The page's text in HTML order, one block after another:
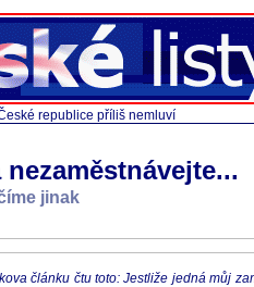
republice příliš nemluví
jinak
článku čtu toto: Jestliže jedná můj